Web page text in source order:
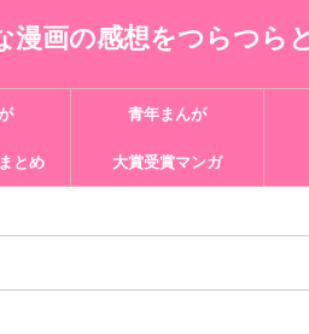
漫画の感想をつらつら
青年まんが
とめ 大賞受賞マンガ